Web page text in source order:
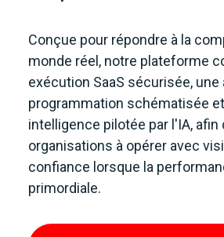
Conçue pour répondre à la
monde réel, notre plateforme
exécution SaaS sécurisée, une
programmation schématisée
intelligence pilotée par l'IA, afin
organisations à opérer avec
confiance lorsque la
primordiale.